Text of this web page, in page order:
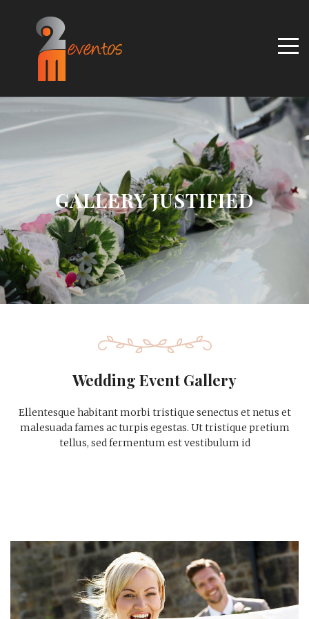
GALLERY JUSTIFIED
Wedding Event Gallery
Ellentesque habitant morbi tristique senectus et netus et
malesuada fames ac turpis egestas. Ut tristique pretium
tellus, sed fermentum est vestibulum id